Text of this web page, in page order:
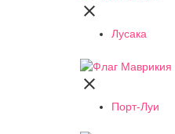

Лусака

Порт-Луи